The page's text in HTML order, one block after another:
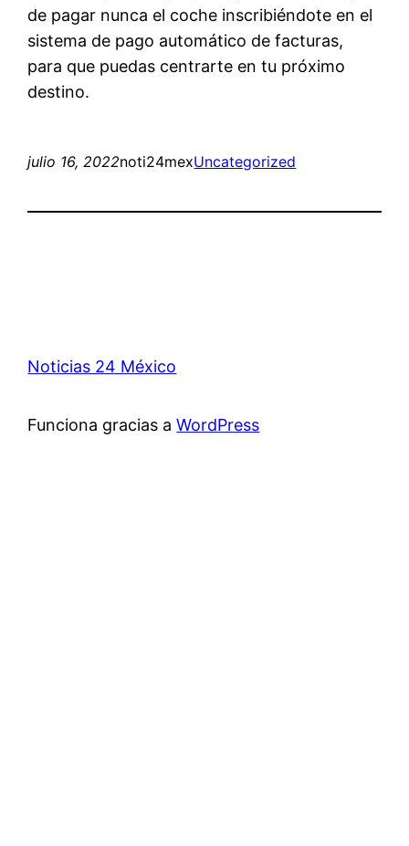
de pagar nunca el coche inscribiéndote en el
sistema de pago automático de facturas,
para que puedas centrarte en tu próximo
destino.
julio 16, 2022noti24mexUncategorized
Noticias 24 México
Funciona gracias aWordPress